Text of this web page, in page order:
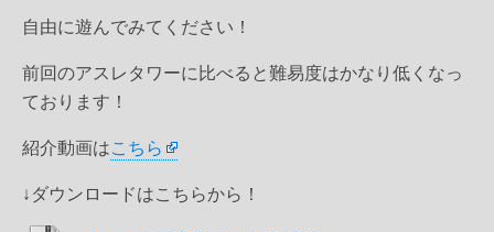
自由に遊んでみてください！
前回のアスレタワーに比べると難易度はかなり低くなっ
ております！
紹介動画はこちら
↓ダウンロードはこちらから！